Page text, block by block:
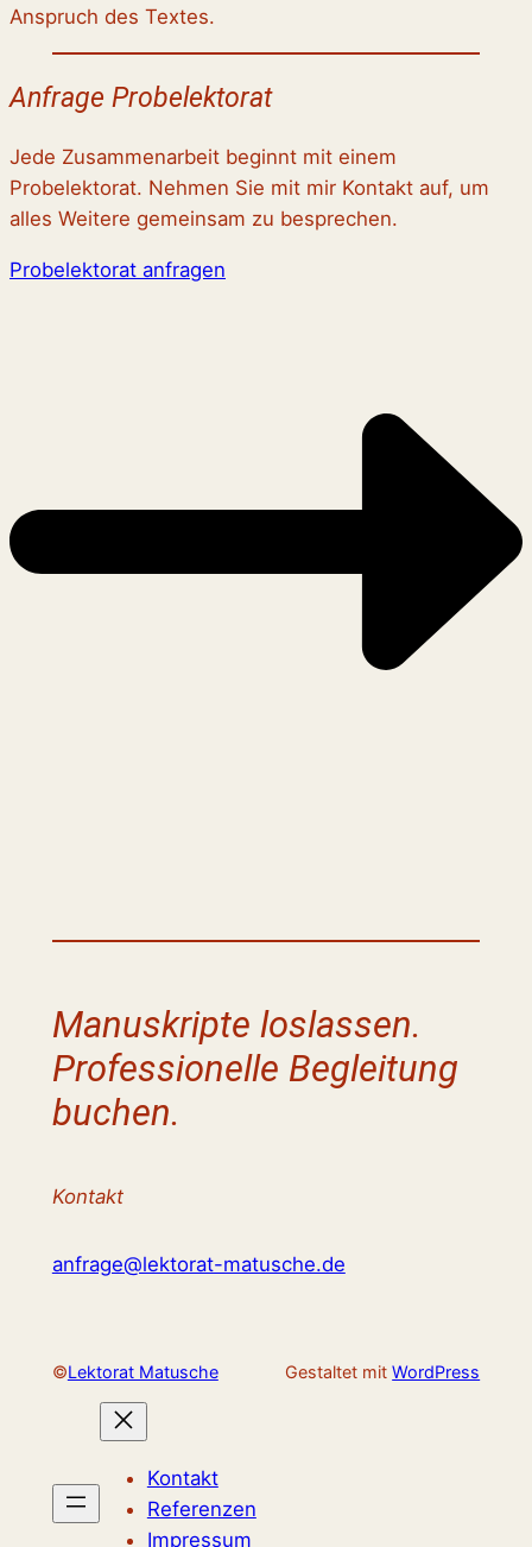
Anspruch des Textes.
Anfrage Probelektorat
Jede Zusammenarbeit beginnt mit einem
Probelektorat. Nehmen Sie mit mir Kontakt auf, um
alles Weitere gemeinsam zu besprechen.
Probelektorat anfragen
Manuskripte loslassen.
Professionelle Begleitung
buchen.
Kontakt
anfrage@lektorat-matusche.de
©Lektorat Matusche Gestaltet mitWordPress
Kontakt
Referenzen
Impressum